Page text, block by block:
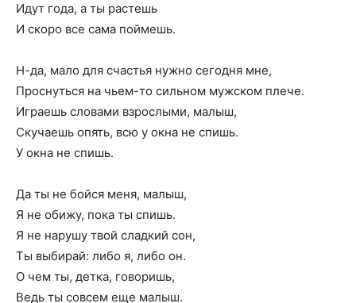
Идут года, а ты растешь
И скоро все сама поймешь.
Н-да, мало для счастья нужно сегодня мне,
Проснуться на чьем-то сильном мужском плече.
Играешь словами взрослыми, малыш,
Скучаешь опять, всю у окна не спишь.
У окна не спишь.
Да ты не бойся меня, малыш,
Я не обижу, пока ты спишь.
Я не нарушу твой сладкий сон,
Ты выбирай: либо я, либо он.
О чем ты, детка, говоришь,
Ведь ты совсем еще малыш.